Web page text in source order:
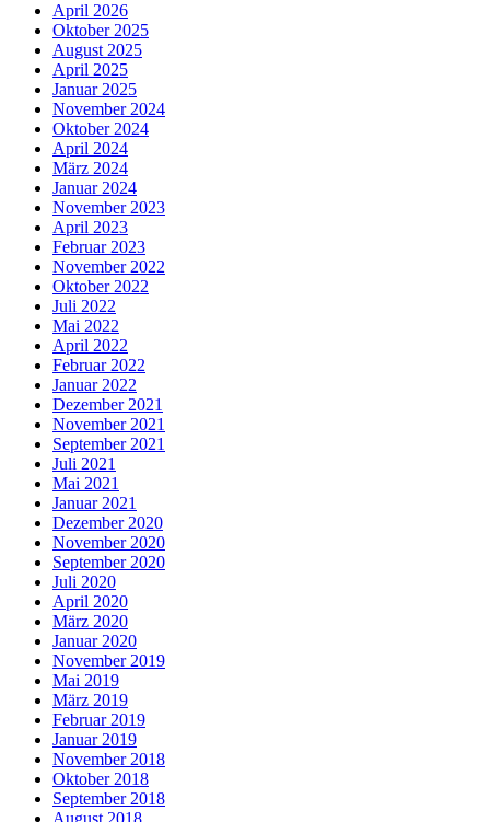
April 2026
Oktober 2025
August 2025
April 2025
Januar 2025
November 2024
Oktober 2024
April 2024
März 2024
Januar 2024
November 2023
April 2023
Februar 2023
November 2022
Oktober 2022
Juli 2022
Mai 2022
April 2022
Februar 2022
Januar 2022
Dezember 2021
November 2021
September 2021
Juli 2021
Mai 2021
Januar 2021
Dezember 2020
November 2020
September 2020
Juli 2020
April 2020
März 2020
Januar 2020
November 2019
Mai 2019
März 2019
Februar 2019
Januar 2019
November 2018
Oktober 2018
September 2018